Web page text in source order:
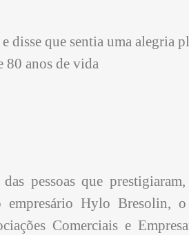
disse que sentia uma alegria
80 anos de vida
pessoas que
empresário Hylo Bresolin,
Comerciais e